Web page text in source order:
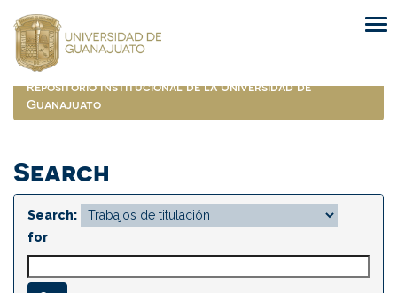
navigation
Repositorio Institucional de la Universidad de
Guanajuato
Search
Search:
for